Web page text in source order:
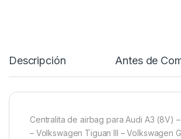
Descripción Antes de
Centralita de airbag para Audi A3 (8V)
– Volkswagen Tiguan III – Volkswagen